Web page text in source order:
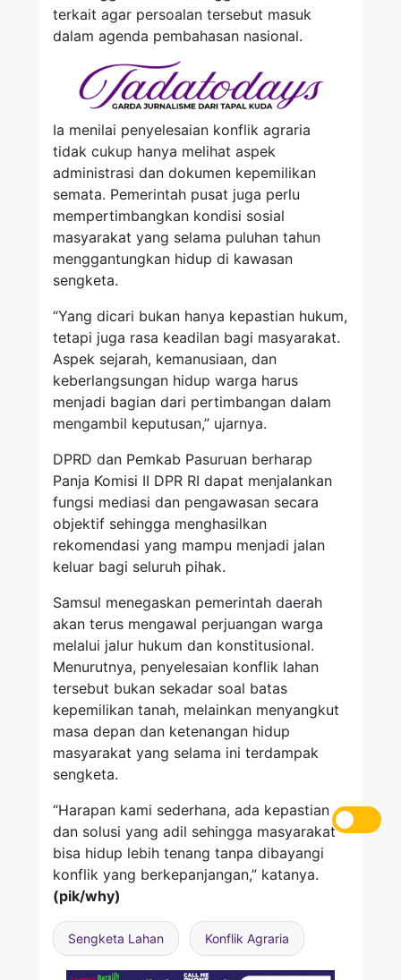
terkait agar persoalan tersebut masuk
dalam agenda pembahasan nasional.
Ia menilai penyelesaian konflik agraria
tidak cukup hanya melihat aspek
administrasi dan dokumen kepemilikan
semata. Pemerintah pusat juga perlu
mempertimbangkan kondisi sosial
masyarakat yang selama puluhan tahun
menggantungkan hidup di kawasan
sengketa.
“Yang dicari bukan hanya kepastian hukum,
tetapi juga rasa keadilan bagi masyarakat.
Aspek sejarah, kemanusiaan, dan
keberlangsungan hidup warga harus
menjadi bagian dari pertimbangan dalam
mengambil keputusan,” ujarnya.
DPRD dan Pemkab Pasuruan berharap
Panja Komisi II DPR RI dapat menjalankan
fungsi mediasi dan pengawasan secara
objektif sehingga menghasilkan
rekomendasi yang mampu menjadi jalan
keluar bagi seluruh pihak.
Samsul menegaskan pemerintah daerah
akan terus mengawal perjuangan warga
melalui jalur hukum dan konstitusional.
Menurutnya, penyelesaian konflik lahan
tersebut bukan sekadar soal batas
kepemilikan tanah, melainkan menyangkut
masa depan dan ketenangan hidup
masyarakat yang selama ini terdampak
sengketa.
“Harapan kami sederhana, ada kepastian
dan solusi yang adil sehingga masyarakat
bisa hidup lebih tenang tanpa dibayangi
konflik yang berkepanjangan,” katanya.
(pik/why)
Sengketa Lahan Konflik Agraria